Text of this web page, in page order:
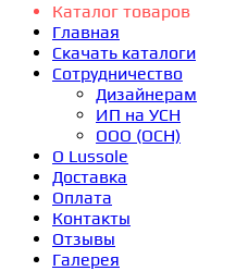
Каталог товаров
Главная
Скачать каталоги
Сотрудничество
Дизайнерам
ИП на УСН
ООО (ОСН)
О Lussole
Доставка
Оплата
Контакты
Отзывы
Галерея